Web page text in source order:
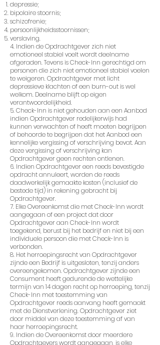
depressie;
bipolaire stoornis;
schizofrenie;
persoonlijkheidsstoornissen;
verslaving.
4. Indien de Opdrachtgever zich niet
emotioneel stabiel voelt wordt deelname
afgeraden. Tevens is Check-Inn gerechtigd om
personen die zich niet emotioneel stabiel voelen
te weigeren. Opdrachtgever met licht
depressieve klachten of een burn-out is wel
welkom. Deelname blijft op eigen
verantwoordelijkheid.
5. Check-Inn is niet gehouden aan een Aanbod
indien Opdrachtgever redelijkerwijs had
kunnen verwachten of heeft moeten begrijpen
of behoorde te begrijpen dat het Aanbod een
kennelijke vergissing of verschrijving bevat. Aan
deze vergissing of verschrijving kan
Opdrachtgever geen rechten ontlenen.
6. Indien Opdrachtgever een reeds bevestigde
opdracht annuleert, worden de reeds
daadwerkelijk gemaakte kosten (inclusief de
bestede tijd) in rekening gebracht bij
Opdrachtgever.
7. Elke Overeenkomst die met Check-Inn wordt
aangegaan of een project dat door
Opdrachtgever aan Check-Inn wordt
toegekend, berust bij het bedrijf en niet bij een
individuele persoon die met Check-Inn is
verbonden.
8. Het herroepingsrecht van Opdrachtgever
zijnde een Bedrijf is uitgesloten, tenzij anders
overeengekomen. Opdrachtgever zijnde een
Consument heeft gedurende de wettelijke
termijn van 14 dagen recht op herroeping, tenzij
Check-Inn met toestemming van
Opdrachtgever reeds aanvang heeft gemaakt
met de Dienstverlening. Opdrachtgever ziet
door middel van deze toestemming af van
haar herroepingsrecht.
9. Indien de Overeenkomst door meerdere
Opdrachtgevers wordt aangegaan, is elke